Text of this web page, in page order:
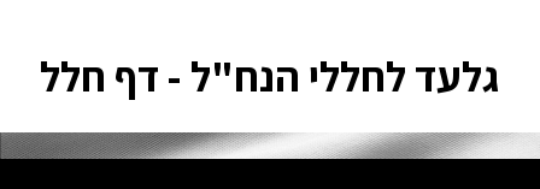
גלעד לחללי הנח"ל - דף חלל